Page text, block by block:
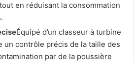
en réduisant la consommation
Équipé d’un classeur à turbine
un contrôle précis de la taille des
par de la poussière